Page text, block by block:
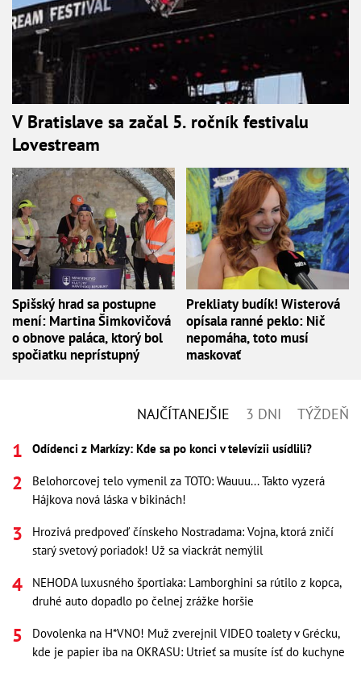
V Bratislave sa začal 5. ročník festivalu
Lovestream
Spišský hrad sa postupne
mení: Martina Šimkovičová
o obnove paláca, ktorý bol
spočiatku neprístupný
Prekliaty budík! Wisterová
opísala ranné peklo: Nič
nepomáha, toto musí
maskovať
NAJČÍTANEJŠIE 3 DNI TÝŽDEŇ
Odídenci z Markízy: Kde sa po konci v televízii usídlili?
Belohorcovej telo vymenil za TOTO: Wauuu... Takto vyzerá
Hájkova nová láska v bikinách!
Hrozivá predpoveď čínskeho Nostradama: Vojna, ktorá zničí
starý svetový poriadok! Už sa viackrát nemýlil
NEHODA luxusného športiaka: Lamborghini sa rútilo z kopca,
druhé auto dopadlo po čelnej zrážke horšie
Dovolenka na H*VNO! Muž zverejnil VIDEO toalety v Grécku,
kde je papier iba na OKRASU: Utrieť sa musíte ísť do kuchyne